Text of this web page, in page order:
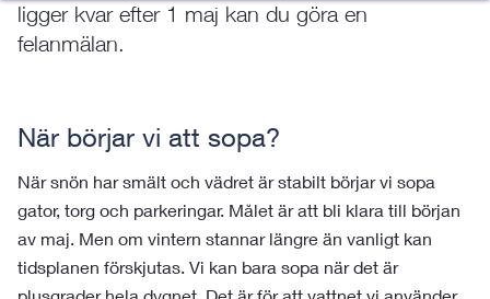
ligger kvar efter 1 maj kan du göra en
felanmälan.
När börjar vi att sopa?
När snön har smält och vädret är stabilt börjar vi sopa
gator, torg och parkeringar. Målet är att bli klara till början
av maj. Men om vintern stannar längre än vanligt kan
tidsplanen förskjutas. Vi kan bara sopa när det är